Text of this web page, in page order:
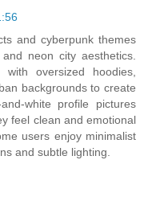
and cyberpunk themes
neon city aesthetics.
oversized hoodies,
backgrounds to create
white profile pictures
feel clean and emotional
users enjoy minimalist
and subtle lighting.